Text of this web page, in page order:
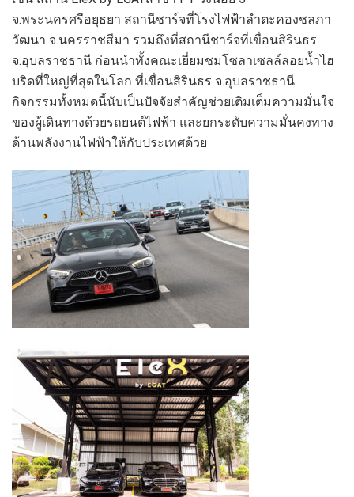
จ.พระนครศรีอยุธยา สถานีชาร์จที่โรงไฟฟ้าลำตะคองชลภา
วัฒนา จ.นครราชสีมา รวมถึงที่สถานีชาร์จที่เขื่อนสิรินธร
จ.อุบลราชธานี ก่อนนำทั้งคณะเยี่ยมชมโซลาเซลล์ลอยน้ำไฮ
บริดที่ใหญ่ที่สุดในโลก ที่เขื่อนสิรินธร จ.อุบลราชธานี
กิจกรรมทั้งหมดนี้นับเป็นปัจจัยสำคัญช่วยเติมเต็มความมั่นใจ
ของผู้เดินทางด้วยรถยนต์ไฟฟ้า และยกระดับความมั่นคงทาง
ด้านพลังงานไฟฟ้าให้กับประเทศด้วย